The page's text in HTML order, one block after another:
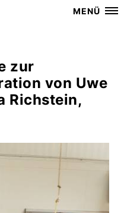
MENÜ
zur
von Uwe
Richstein,